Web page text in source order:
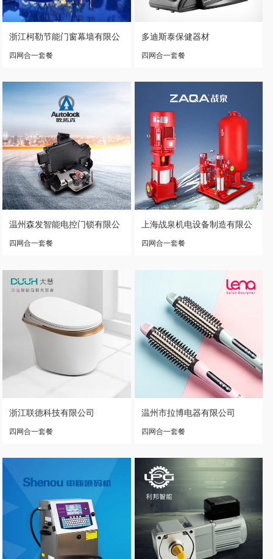
浙江柯勒节能门窗幕墙有限公
司
四网合一套餐
多迪斯泰保健器材
四网合一套餐
温州森发智能电控门锁有限公
司
四网合一套餐
上海战泉机电设备制造有限公
司
四网合一套餐
浙江联德科技有限公司
四网合一套餐
温州市拉博电器有限公司
四网合一套餐